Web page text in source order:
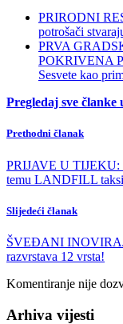
PRIRODNI
potrošači
PRVA
POKRIVENA
Sesvete kao
Pregledaj sve
Prethodni članak
PRIJAVE U TIJEKU:
temu LANDFILL
Slijedeći članak
ŠVEĐANI
razvrstava 12 vrsta!
Komentiranje nije
Arhiva vijesti